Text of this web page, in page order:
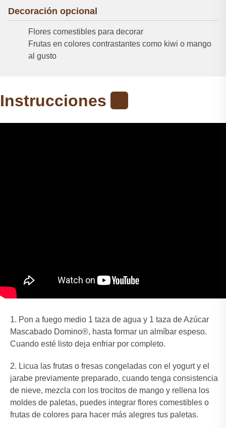
Decoración opcional
Flores comestibles para decorar
Frutas en colores contrastantes como kiwi o mango
al gusto
Instrucciones
Pon a fuego medio 1 taza de agua y 1 taza de Azúcar
Mascabado Domino®, hasta formar un almíbar espeso.
Cuando esté listo deja enfriar por completo.
Licua las frutas o fresas congeladas con el yogurt y el
jarabe previamente preparado, cuando tenga consistencia
de nieve, mezcla con los trocitos de mango y rellena los
moldes de paletas, puedes integrar flores comestibles o
frutas de colores para hacer más alegres tus paletas.